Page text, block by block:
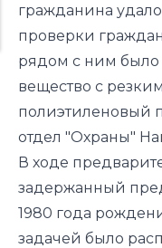
гражданина
проверки
рядом с ним было
вещество с
полиэтиленовый
отдел "Охраны"
В ходе
задержанный
1980 года
задачей было